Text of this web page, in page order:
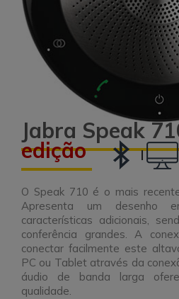
Jabra Speak
edição |
O Speak 710 é o mais
Apresenta um desenho
características adicionais,
conferência grandes. A
conectar facilmente este
PC ou Tablet através da
áudio de banda larga
qualidade.